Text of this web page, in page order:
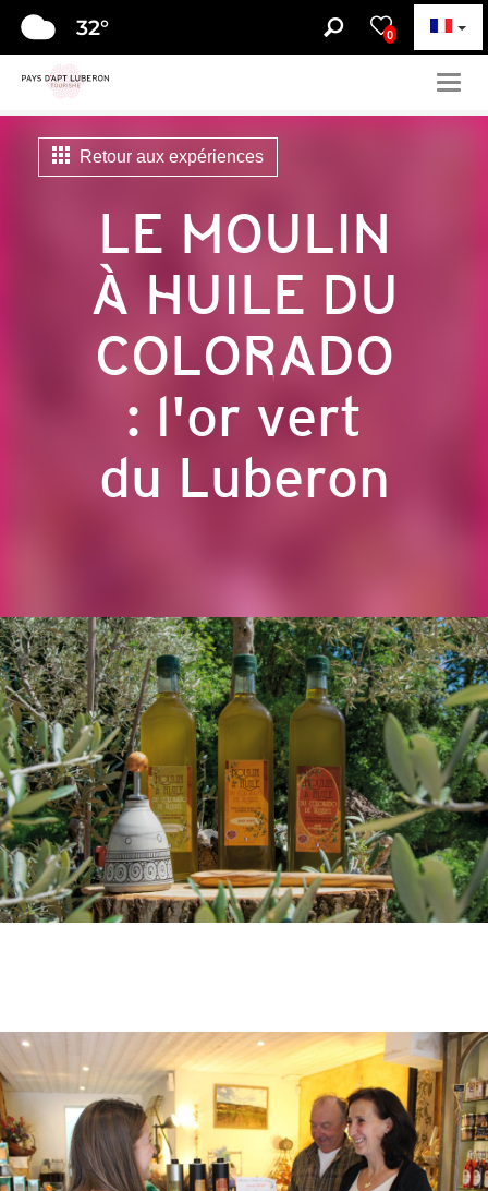
32° 0
Retour aux expériences
LE MOULIN
À HUILE DU
COLORADO
: l'or vert
du Luberon